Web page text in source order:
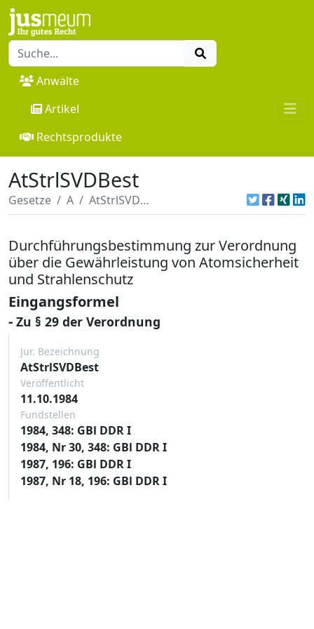
Anwälte
Artikel
Rechtsprodukte
AtStrlSVDBest
Gesetze A AtStrlSVDBest
Durchführungsbestimmung zur Verordnung
über die Gewährleistung von Atomsicherheit
und Strahlenschutz
Eingangsformel
- Zu § 29 der Verordnung
Jur. Bezeichnung
AtStrlSVDBest
Veröffentlicht
11.10.1984
Fundstellen
1984, 348: GBl DDR I
1984, Nr 30, 348: GBl DDR I
1987, 196: GBl DDR I
1987, Nr 18, 196: GBl DDR I